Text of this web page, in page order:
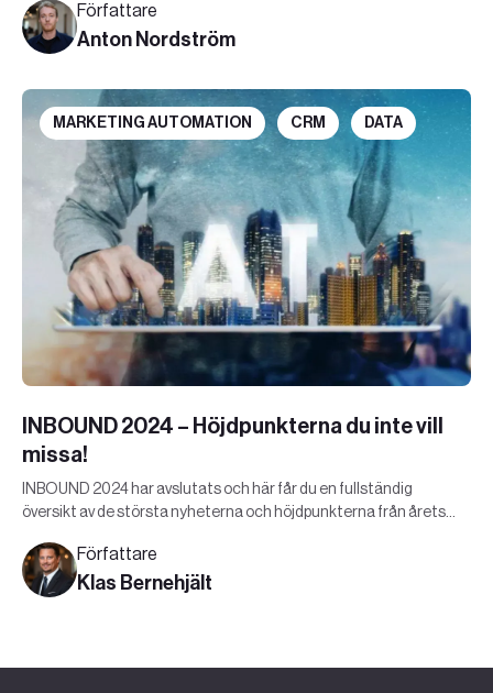
Författare
Anton Nordström
MARKETING AUTOMATION CRM DATA
INBOUND 2024 – Höjdpunkterna du inte vill
missa!
INBOUND 2024 har avslutats och här får du en fullständig
översikt av de största nyheterna och höjdpunkterna från årets
Författare
Klas Bernehjält